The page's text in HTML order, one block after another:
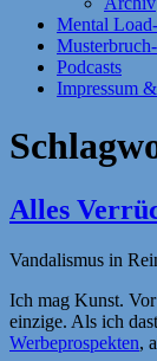
Mental
Podcasts
Impressum
Alles
Vandalismus in
Ich mag Kunst.
einzige. Als ich
Werbeprospekten,